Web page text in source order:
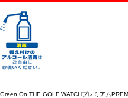
Green On THE GOLF WATCHプレミアム